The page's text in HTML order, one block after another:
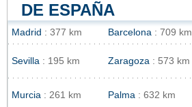
DE ESPAÑA
Madrid : 377 km Barcelona : 709 km
Sevilla : 195 km Zaragoza : 573 km
Murcia : 261 km Palma : 632 km